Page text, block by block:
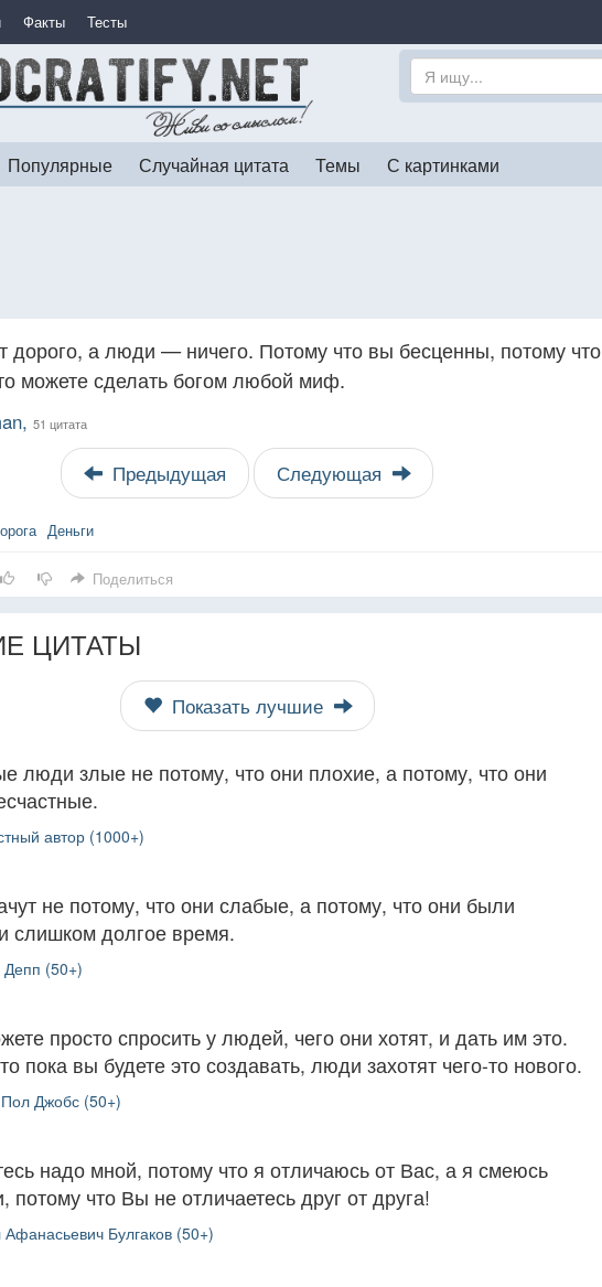
Факты Тесты
Популярные Случайная цитата Темы С картинками
дорого, а люди — ничего. Потому что вы бесценны, потому что
можете сделать богом любой миф.
51 цитата
Предыдущая Следующая
Деньги
Поделиться
ЦИТАТЫ
Показать лучшие
люди злые не потому, что они плохие, а потому, что они
автор (1000+)
не потому, что они слабые, а потому, что они были
слишком долгое время.
(50+)
просто спросить у людей, чего они хотят, и дать им это.
пока вы будете это создавать, люди захотят чего-то нового.
Джобс (50+)
надо мной, потому что я отличаюсь от Вас, а я смеюсь
потому что Вы не отличаетесь друг от друга!
Булгаков (50+)